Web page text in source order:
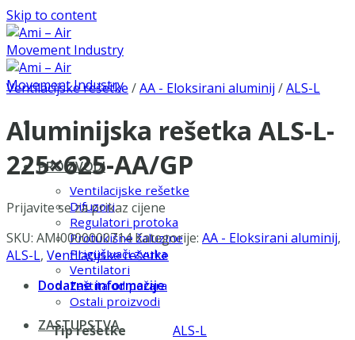
Skip to content
PROIZVODI
Ventilacijske rešetke
Difuzori
Regulatori protoka
Protukišne žaluzine
Prigušivači zvuka
Ventilatori
Zaštita od požara
Ostali proizvodi
ZASTUPSTVA
Ventilacijske rešetke /AA - Eloksirani aluminij /ALS-L
Aluminijska rešetka ALS-L-
225×625-AA/GP
Prijavite se za prikaz cijene
SKU: AMI0000000714 Kategorije: AA - Eloksirani aluminij,
ALS-L, Ventilacijske rešetke
Dodatne informacije
Tip rešetke ALS-L